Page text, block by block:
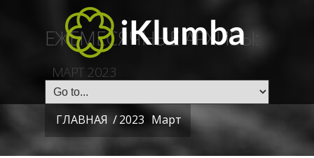
ЕЖЕМЕСЯЧНЫЕ АРХИВЫ:
МАРТ 2023
ГЛАВНАЯ /2023 Март